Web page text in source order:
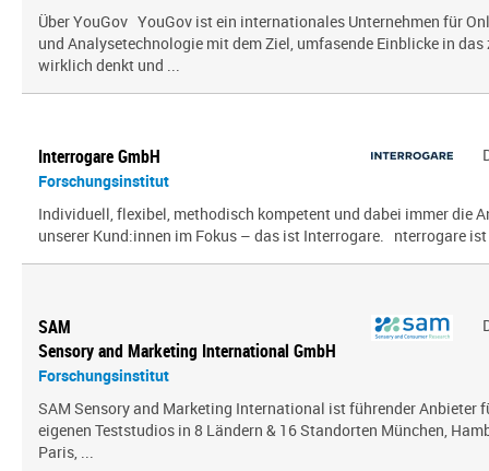
Über YouGov YouGov ist ein internationales Unternehmen für
und Analysetechnologie mit dem Ziel, umfasende Einblicke in das
wirklich denkt und ...
Interrogare GmbH
Forschungsinstitut
Individuell, flexibel, methodisch kompetent und dabei immer die
unserer Kund:innen im Fokus – das ist Interrogare. nterrogare
SAM
Sensory and Marketing International GmbH
Forschungsinstitut
SAM Sensory and Marketing International ist führender Anbieter
eigenen Teststudios in 8 Ländern & 16 Standorten München,
Paris, ...